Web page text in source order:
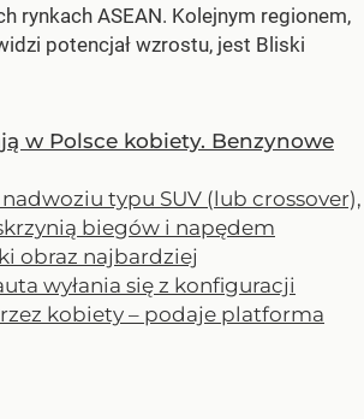
rynkach ASEAN. Kolejnym regionem,
potencjał wzrostu, jest Bliski
w Polsce kobiety. Benzynowe
typu SUV (lub crossover),
biegów i napędem
obraz najbardziej
wyłania się z konfiguracji
kobiety – podaje platforma